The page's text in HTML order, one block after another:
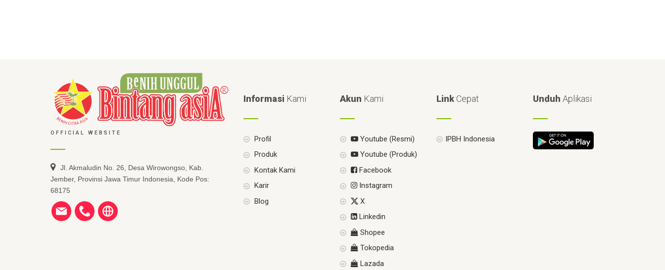
OFFICIAL WEBSITE
Jl. Akmaludin No. 26, Desa Wirowongso, Kab.
Jember, Provinsi Jawa Timur Indonesia, Kode Pos:
68175
Informasi Kami
Profil
Produk
Kontak Kami
Karir
Blog
Akun Kami
Youtube (Resmi)
Youtube (Produk)
Facebook
Instagram
X
Linkedin
Shopee
Tokopedia
Lazada
Link Cepat
IPBH Indonesia
Unduh Aplikasi